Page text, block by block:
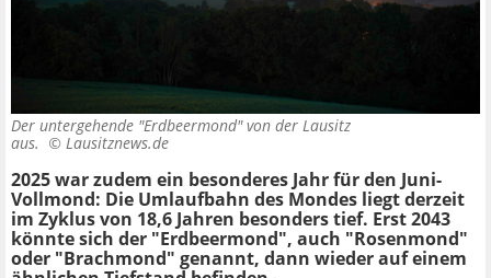
Der untergehende "Erdbeermond" von der Lausitz
aus. © Lausitznews.de
2025 war zudem ein besonderes Jahr für den Juni-
Vollmond: Die Umlaufbahn des Mondes liegt derzeit
im Zyklus von 18,6 Jahren besonders tief. Erst 2043
könnte sich der "Erdbeermond", auch "Rosenmond"
oder "Brachmond" genannt, dann wieder auf einem